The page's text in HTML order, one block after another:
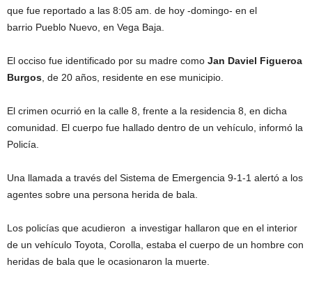
que fue reportado a las 8:05 am. de hoy -domingo- en el
barrio Pueblo Nuevo, en Vega Baja.
El occiso fue identificado por su madre como Jan Daviel Figueroa
Burgos , de 20 años, residente en ese municipio.
El crimen ocurrió en la calle 8, frente a la residencia 8, en dicha
comunidad. El cuerpo fue hallado dentro de un vehículo, informó la
Policía.
Una llamada a través del Sistema de Emergencia 9-1-1 alertó a los
agentes sobre una persona herida de bala.
Los policías que acudieron a investigar hallaron que en el interior
de un vehículo Toyota, Corolla, estaba el cuerpo de un hombre con
heridas de bala que le ocasionaron la muerte.